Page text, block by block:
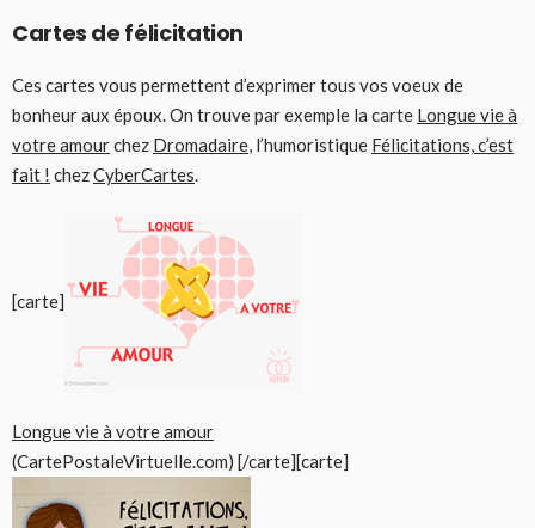
Cartes de félicitation
Ces cartes vous permettent d’exprimer tous vos voeux de
bonheur aux époux. On trouve par exemple la carte Longue vie à
votre amourchez Dromadaire, l’humoristique Félicitations, c’est
fait ! chezCyberCartes.
[carte]
Longue vie à votre amour
(CartePostaleVirtuelle.com) [/carte][carte]